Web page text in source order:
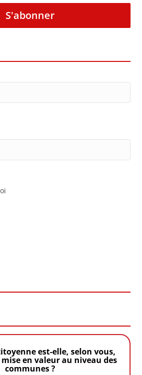
S'abonner
est-elle, selon vous,
en valeur au niveau des
communes ?